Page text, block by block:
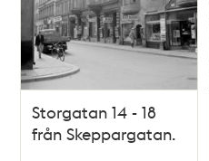
Storgatan 14 - 18
från Skeppargatan.